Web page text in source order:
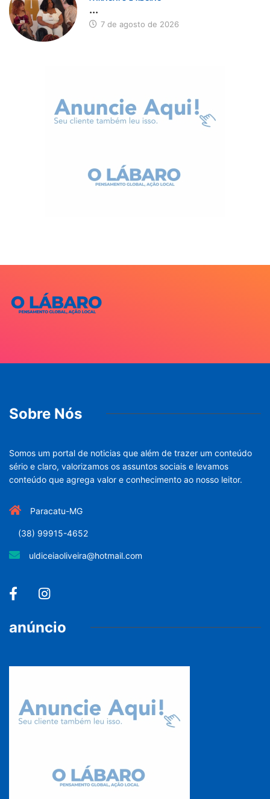
...
7 de agosto de 2026
Sobre Nós
Somos um portal de noticias que além de trazer um conteúdo
sério e claro, valorizamos os assuntos sociais e levamos
conteúdo que agrega valor e conhecimento ao nosso leitor.
Paracatu-MG
(38) 99915-4652
uldiceiaoliveira@hotmail.com
anúncio